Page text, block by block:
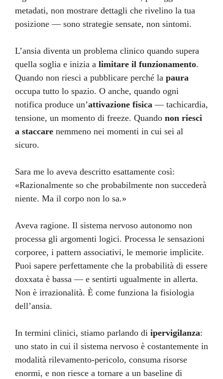
metadati, non mostrare dettagli che rivelino la tua
posizione — sono strategie sensate, non sintomi.
L’ansia diventa un problema clinico quando supera
quella soglia e inizia a limitare il funzionamento.
Quando non riesci a pubblicare perché la paura
occupa tutto lo spazio. O anche, quando ogni
notifica produce un’attivazione fisica — tachicardia,
tensione, un momento di freeze. Quando non riesci
a staccare nemmeno nei momenti in cui sei al
sicuro.
Sara me lo aveva descritto esattamente così:
«Razionalmente so che probabilmente non succederà
niente. Ma il corpo non lo sa.»
Aveva ragione. Il sistema nervoso autonomo non
processa gli argomenti logici. Processa le sensazioni
corporee, i pattern associativi, le memorie implicite.
Puoi sapere perfettamente che la probabilità di essere
doxxata è bassa — e sentirti ugualmente in allerta.
Non è irrazionalità. È come funziona la fisiologia
dell’ansia.
In termini clinici, stiamo parlando di ipervigilanza:
uno stato in cui il sistema nervoso è costantemente in
modalità rilevamento-pericolo, consuma risorse
enormi, e non riesce a tornare a un baseline di